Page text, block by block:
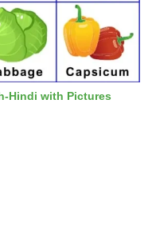
Hindi with Pictures